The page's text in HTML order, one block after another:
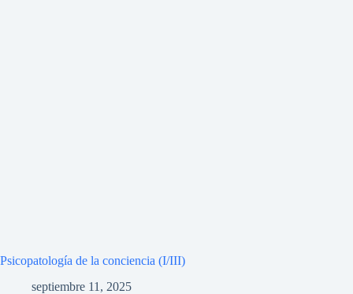
Psicopatología de la conciencia (I/III)
septiembre 11, 2025